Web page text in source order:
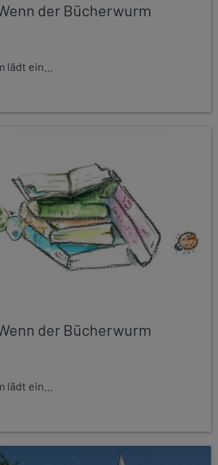
der Bücherwurm
ein...
der Bücherwurm
ein...